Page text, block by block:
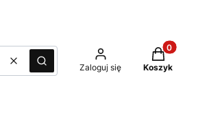
WyczyśćSzukaj Zaloguj się
Produkty w
Koszyk